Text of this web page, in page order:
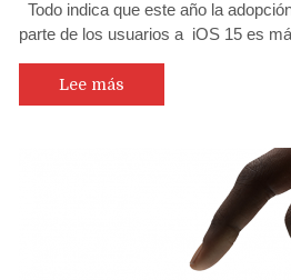
Todo indica que este año la
parte de los usuarios a iOS 15 es
Lee más